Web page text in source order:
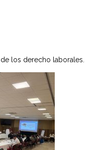
los derecho laborales.